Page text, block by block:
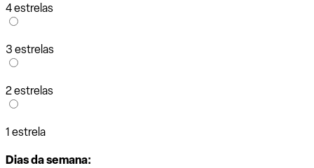
4 estrelas
3 estrelas
2 estrelas
1 estrela
Dias da semana: